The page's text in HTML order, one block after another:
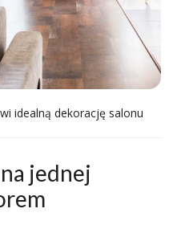
idealną dekorację salonu
jednej